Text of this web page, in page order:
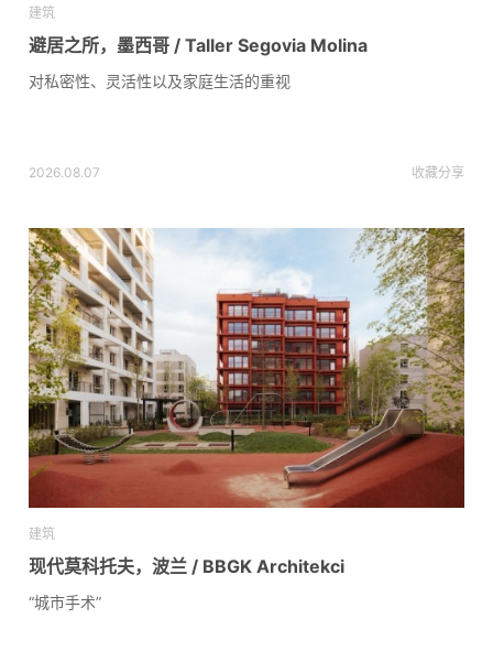
建筑
避居之所，墨西哥 / Taller Segovia Molina
对私密性、灵活性以及家庭生活的重视
2026.08.07 收藏分享
建筑
现代莫科托夫，波兰 / BBGK Architekci
“城市手术”